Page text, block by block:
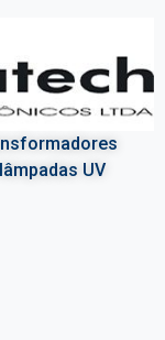
UV